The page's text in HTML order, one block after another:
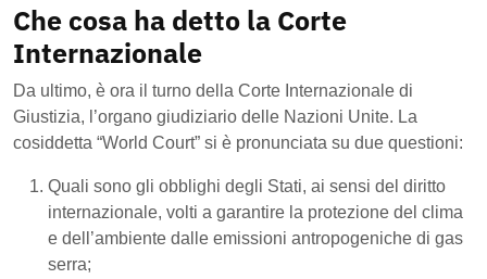
Che cosa ha detto la Corte
Internazionale
Da ultimo, è ora il turno della Corte Internazionale di
Giustizia, l’organo giudiziario delle Nazioni Unite. La
cosiddetta “World Court” si è pronunciata su due questioni:
Quali sono gli obblighi degli Stati, ai sensi del diritto
internazionale, volti a garantire la protezione del clima
e dell’ambiente dalle emissioni antropogeniche di gas
serra;